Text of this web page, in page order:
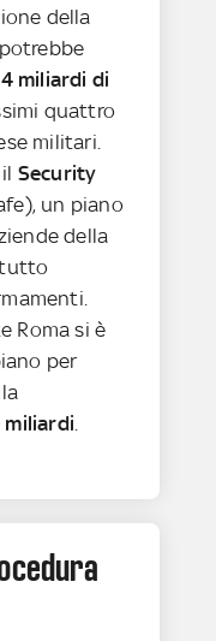
della
miliardi di
quattro
militari.
Security
un piano
della
Roma si è
per
miliardi.